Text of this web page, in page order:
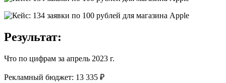
Результат:
Что по цифрам за апрель 2023 г.
Рекламный бюджет: 13 335 ₽